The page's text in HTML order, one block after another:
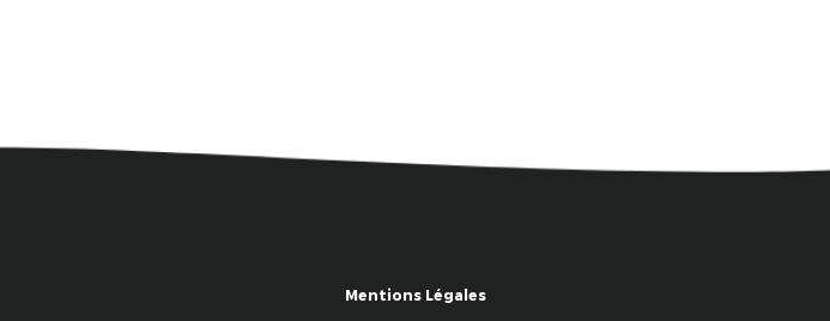
Mentions Légales